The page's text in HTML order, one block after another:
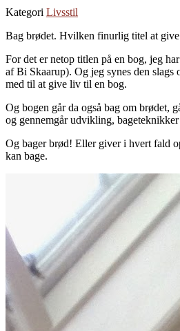
Kategori Livsstil
Bag brødet. Hvilken finurlig titel at
For det er netop titlen på en bog, jeg
af Bi Skaarup). Og jeg synes den slags
med til at give liv til en bog.
Og bogen går da også bag om brødet,
og gennemgår udvikling,
Og bager brød! Eller giver i hvert fald
kan bage.